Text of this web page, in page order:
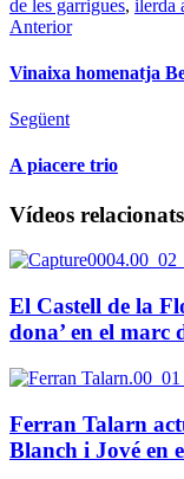
de les garrigues, ilerda
Anterior
Vinaixa homenatja
Següent
A piacere trio
Vídeos relacionats
El Castell de la
dona’ en el marc
Ferran Talarn
Blanch i Jové en